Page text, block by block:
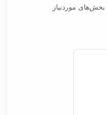
بخش‌های موردنیاز